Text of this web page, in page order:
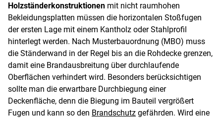
Holzständerkonstruktionen mit nicht raumhohen
Bekleidungsplatten müssen die horizontalen Stoßfugen
der ersten Lage mit einem Kantholz oder Stahlprofil
hinterlegt werden. Nach Musterbauordnung (MBO) muss
die Ständerwand in der Regel bis an die Rohdecke grenzen,
damit eine Brandausbreitung über durchlaufende
Oberflächen verhindert wird. Besonders berücksichtigen
sollte man die erwartbare Durchbiegung einer
Deckenfläche, denn die Biegung im Bauteil vergrößert
Fugen und kann so den Brandschutz gefährden. Wird eine